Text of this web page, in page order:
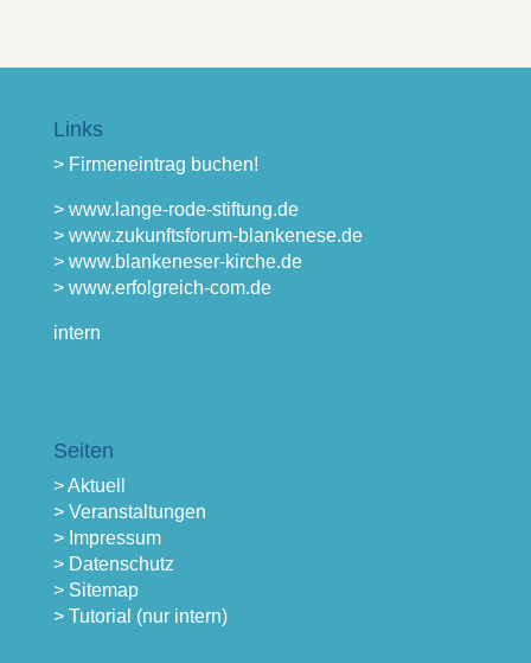
Links
> Firmeneintrag buchen!
> www.lange-rode-stiftung.de
> www.zukunftsforum-blankenese.de
> www.blankeneser-kirche.de
> www.erfolgreich-com.de
intern
Seiten
> Aktuell
> Veranstaltungen
> Impressum
> Datenschutz
> Sitemap
> Tutorial (nur intern)